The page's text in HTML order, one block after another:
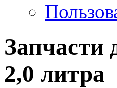
Запчасти
2,0 литра